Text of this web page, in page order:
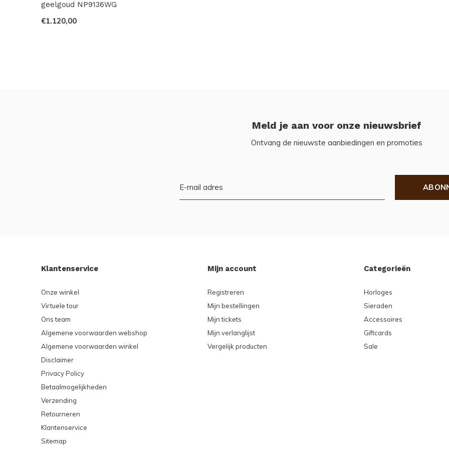
geelgoud NP9136WG
€1.120,00
Meld je aan voor onze nieuwsbrief
Ontvang de nieuwste aanbiedingen en promoties
Klantenservice
Onze winkel
Virtuele tour
Ons team
Algemene voorwaarden webshop
Algemene voorwaarden winkel
Disclaimer
Privacy Policy
Betaalmogelijkheden
Verzending
Retourneren
Klantenservice
Sitemap
Mijn account
Registreren
Mijn bestellingen
Mijn tickets
Mijn verlanglijst
Vergelijk producten
Categorieën
Horloges
Sieraden
Accessoires
Giftcards
Sale